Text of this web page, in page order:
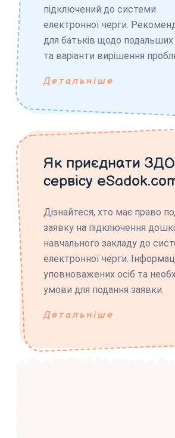
підключений до системи
електронної черги.
для батьків щодо подальших
та варіанти вирішення
Детальніше
Як приєднати
сервісу
Дізнайтеся, хто має право
заявку на підключення
навчального закладу до
електронної черги.
уповноважених осіб та
умови для подання заявки.
Детальніше